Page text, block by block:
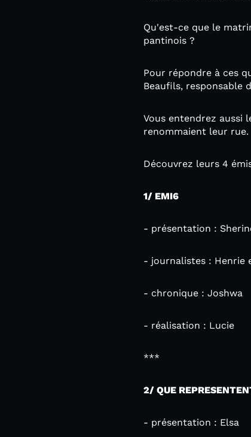
Qu'est-ce que le
pantinois ?
Pour répondre à ces
Beaufils, responsable
Vous entendrez aussi
renommaient leur rue.
Découvrez leurs 4
1/ EMI6
- présentation :
- journalistes : Henrie
- chronique : Joshwa
- réalisation : Lucie
***
2/ QUE
- présentation : Elsa